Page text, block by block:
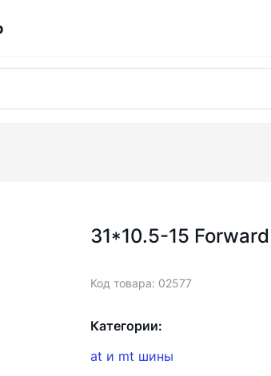
31*10.5-15
Код товара: 02577
Категории:
at и mt шины